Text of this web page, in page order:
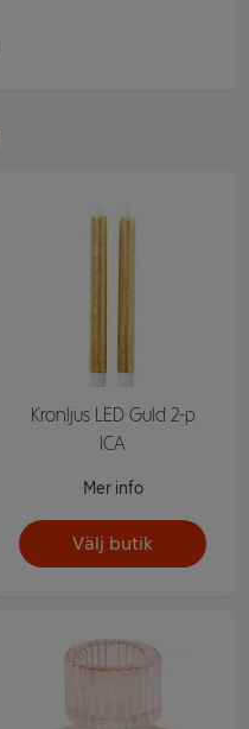
Kronljus LED Guld 2-p
ICA
Mer info
Välj butik